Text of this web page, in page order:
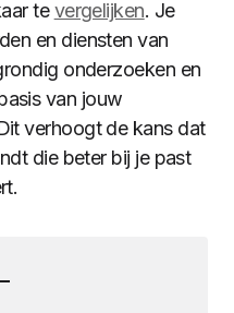
tevergelijken. Je
en diensten van
onderzoeken en
van jouw
verhoogt de kans dat
die beter bij je past